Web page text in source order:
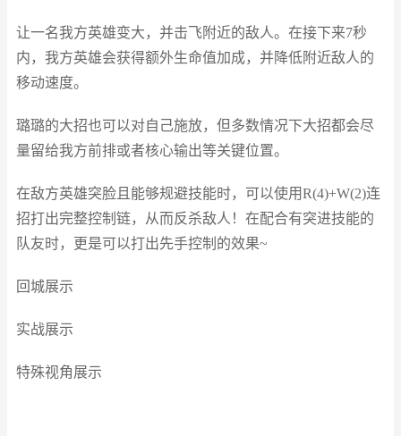
让一名我方英雄变大，并击飞附近的敌人。在接下来7秒
内，我方英雄会获得额外生命值加成，并降低附近敌人的
移动速度。
璐璐的大招也可以对自己施放，但多数情况下大招都会尽
量留给我方前排或者核心输出等关键位置。
在敌方英雄突脸且能够规避技能时，可以使用R(4)+W(2)连
招打出完整控制链，从而反杀敌人！在配合有突进技能的
队友时，更是可以打出先手控制的效果~
回城展示
实战展示
特殊视角展示